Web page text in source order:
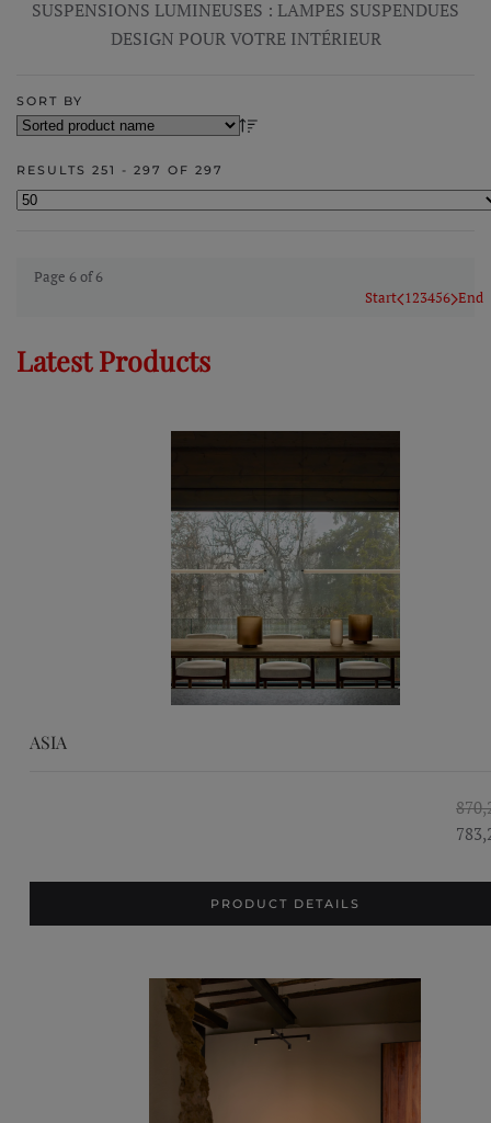
SUSPENSIONS LUMINEUSES : LAMPES SUSPENDUES
DESIGN POUR VOTRE INTÉRIEUR
SORT BY
RESULTS 251 - 297 OF 297
Page 6 of 6
Start 123456 End
Latest Products
ASIA
PRODUCT DETAILS